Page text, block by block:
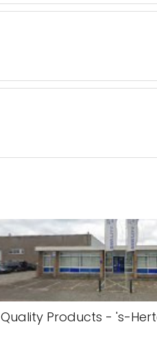
Quality Products - 's-